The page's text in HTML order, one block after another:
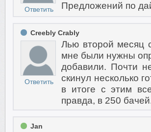
Ответить
Предложений по
Creebly Crably
Ответить
Лью второй месяц
мне были нужны
добавили. Почти
скинул несколько
в итоге с этим
правда, в 250
Jan